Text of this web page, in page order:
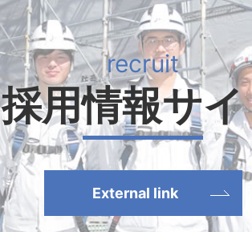
採用情報サ
External link